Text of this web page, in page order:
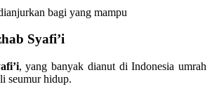
bagi yang mampu
Syafi’i
, yang banyak dianut di Indonesia umrah
seumur hidup.